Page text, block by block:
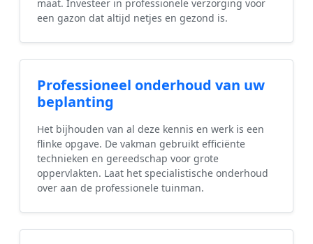
maat. Investeer in professionele verzorging voor
een gazon dat altijd netjes en gezond is.
Professioneel onderhoud van uw
beplanting
Het bijhouden van al deze kennis en werk is een
flinke opgave. De vakman gebruikt efficiënte
technieken en gereedschap voor grote
oppervlakten. Laat het specialistische onderhoud
over aan de professionele tuinman.